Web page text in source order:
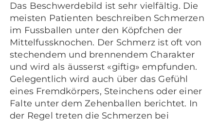
Das Beschwerdebild ist sehr vielfältig. Die
meisten Patienten beschreiben Schmerzen
im Fussballen unter den Köpfchen der
Mittelfussknochen. Der Schmerz ist oft von
stechendem und brennendem Charakter
und wird als äusserst «giftig» empfunden.
Gelegentlich wird auch über das Gefühl
eines Fremdkörpers, Steinchens oder einer
Falte unter dem Zehenballen berichtet. In
der Regel treten die Schmerzen bei